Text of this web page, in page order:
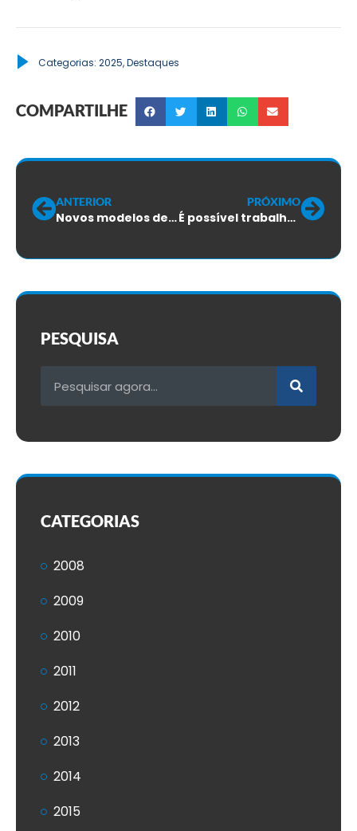
Categorias: 2025,Destaques
COMPARTILHE
ANTERIOR
Novos modelos de contratação e a flexibilização do trabalho no Brasil
PRÓXIMO
É possível trabalhar e estudar ao mesmo tempo?
PESQUISA
CATEGORIAS
2008
2009
2010
2011
2012
2013
2014
2015